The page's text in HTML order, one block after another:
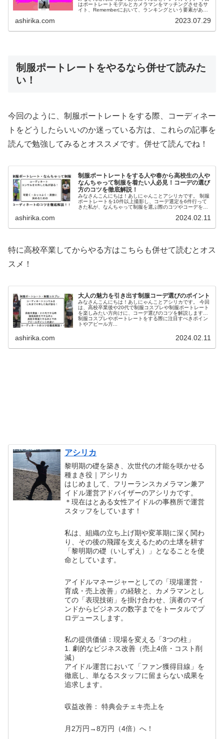
はポートレートモデルとカメラマンをマッチングさせるサ
イト、Rememberにおいて、ランキングという要素があり
ashirika.com 2023.07.29
制服ポートレートをやるなら併せて読みた
い！
今回のように、制服ポートレートをする際、コーディネー
トをどうしたらいいのか迷っている方は、これらの記事を
読んで勉強してみるとオススメです。併せて読んでね！
制服ポートレートをする人や春から高校生の人や
なんちゃって制服を着たい人必見！コーデの選び
方のコツを徹底解説！
みなさんこんにちは！あしにゃんことアシリカです。 制服
ポートレートを10件以上撮影し、コーデ選定を6件行って
きた私が、なんちゃって制服を選ぶ際のコツやコーデを選
ashirika.com 2024.02.11
特に高校卒業してからやる方はこちらも併せて読むとオス
スメ！
大人の魅力を引き出す制服コーデ選びのポイント
みなさんこんにちは！あしにゃんことアシリカです。 今回
は、高校卒業後や20代で制服コスプレや制服ポートレート
を楽しみたい方向けに、コーデ選びのコツを解説します！
制服コスプレやポートレートをする際に注目すべきポイン
トやアピール方...
ashirika.com 2024.02.11
アシリカ
黎明期の礎を築き、次世代の才能を咲かせる
種まき役｜アシリカ
はじめまして、フリーランスカメラマン兼ア
イドル運営アドバイザーのアシリカです。
＊現在はとある女性アイドルの事務所で運営
スタッフをしています！
私は、組織の立ち上げ期や変革期に深く関わ
り、その後の飛躍を支えるための土壌を耕す
「黎明期の礎（いしずえ）」となることを使
命としています。
アイドルマネージャーとしての「現場運営・
育成・売上改善」の経験と、カメラマンとし
ての「表現技術」を掛け合わせ、演者のマイ
ンドからビジネスの数字までをトータルでプ
ロデュースします。
私の提供価値：現場を変える「3つの柱」
1. 劇的なビジネス改善（売上4倍・コスト削
減）
アイドル運営において「ファン獲得目線」を
徹底し、単なるスタッフに留まらない成果を
追求します。
収益改善： 特典会チェキ売上を
月2万円→8万円（4倍）へ！